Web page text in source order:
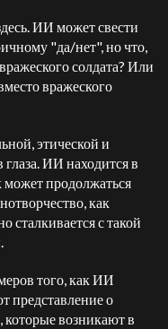
ИИ может свести
"да/нет", но что,
солдата? Или
вражеского
этической и
глаза. ИИ находится в
может продолжаться
как
сталкивается с такой
того, как ИИ
представление о
которые возникают в